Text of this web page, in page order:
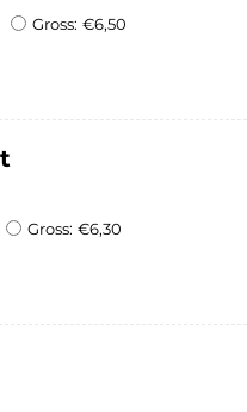
Gross: €6,50
Gross: €6,30